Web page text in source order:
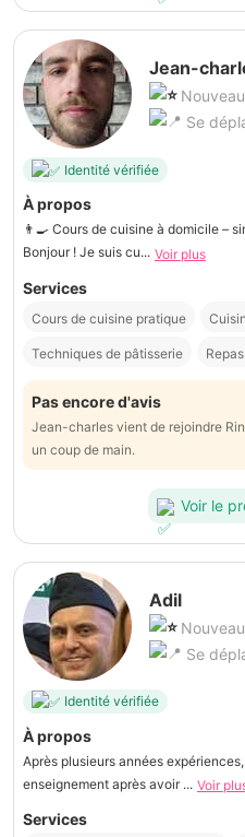
Jean-
Nouveau
Se
Identité vérifiée
À propos
👨‍🍳 Cours de cuisine à domicile –
Bonjour ! Je suis cu... Voir plus
Services
Cours de cuisine pratique
Techniques de pâtisserie
Pas encore d'avis
Jean-charles vient de rejoindre
un coup de main.
Voir le
Adil
Nouveau
Se
Identité vérifiée
À propos
Après plusieurs années
enseignement après avoir ... Voir
Services